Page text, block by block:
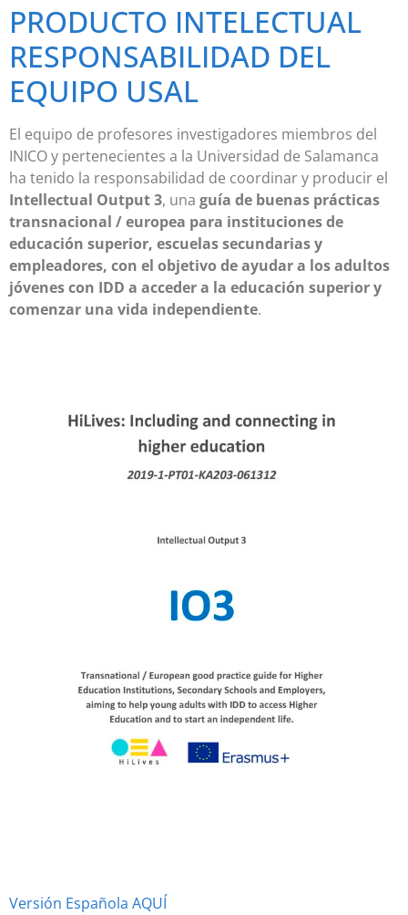
PRODUCTO INTELECTUAL
RESPONSABILIDAD DEL
EQUIPO USAL
El equipo de profesores investigadores miembros del
INICO y pertenecientes a la Universidad de Salamanca
ha tenido la responsabilidad de coordinar y producir el
Intellectual Output 3, una guía de buenas prácticas
transnacional / europea para instituciones de
educación superior, escuelas secundarias y
empleadores, con el objetivo de ayudar a los adultos
jóvenes con IDD a acceder a la educación superior y
comenzar una vida independiente.
Versión Española AQUÍ